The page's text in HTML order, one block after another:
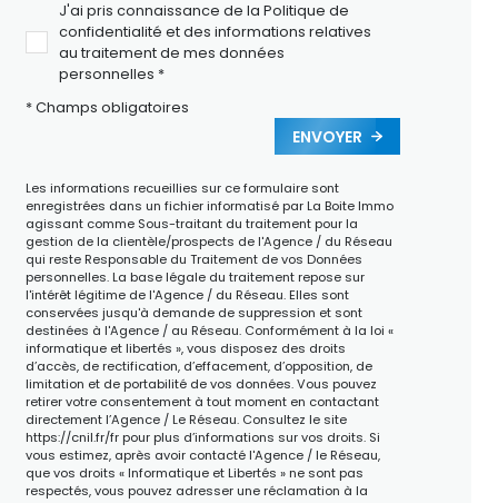
J'ai pris connaissance de la Politique de
confidentialité et des informations relatives
au traitement de mes données
personnelles *
* Champs obligatoires
ENVOYER
Les informations recueillies sur ce formulaire sont
enregistrées dans un fichier informatisé par La Boite Immo
agissant comme Sous-traitant du traitement pour la
gestion de la clientèle/prospects de l'Agence / du Réseau
qui reste Responsable du Traitement de vos Données
personnelles. La base légale du traitement repose sur
l'intérêt légitime de l'Agence / du Réseau. Elles sont
conservées jusqu'à demande de suppression et sont
destinées à l'Agence / au Réseau. Conformément à la loi «
informatique et libertés », vous disposez des droits
d’accès, de rectification, d’effacement, d’opposition, de
limitation et de portabilité de vos données. Vous pouvez
retirer votre consentement à tout moment en contactant
directement l’Agence / Le Réseau. Consultez le site
https://cnil.fr/frpour plus d’informations sur vos droits. Si
vous estimez, après avoir contacté l'Agence / le Réseau,
que vos droits « Informatique et Libertés » ne sont pas
respectés, vous pouvez adresser une réclamation à la